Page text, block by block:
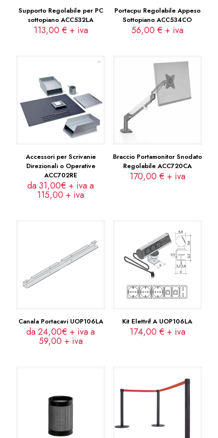
Supporto Regolabile per PC
sottopiano ACC532LA
113,00 € + iva
Portacpu Regolabile Appeso
Sottopiano ACC534CO
56,00 € + iva
Accessori per Scrivanie
Direzionali o Operative
ACC702RE
da 31,00€ + iva a
115,00 + iva
Braccio Portamonitor Snodato
Regolabile ACC720CA
170,00 € + iva
Canala Portacavi UOP106LA
da 24,00€ + iva a
59,00 + iva
Kit Elettrif A UOP106LA
174,00 € + iva